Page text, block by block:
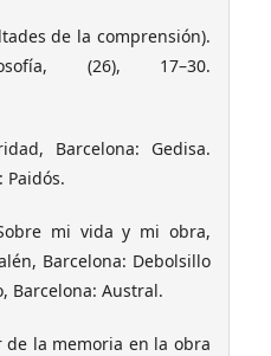
de la comprensión).
(26), 17–30.
Barcelona: Gedisa.
Paidós.
mi vida y mi obra,
Barcelona: Debolsillo
Barcelona: Austral.
de la memoria en la obra